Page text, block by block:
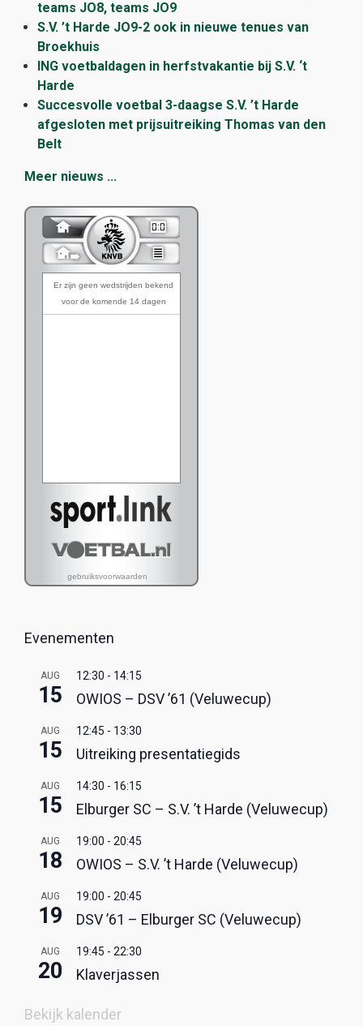
teams JO8, teams JO9
S.V. ’t Harde JO9-2 ook in nieuwe tenues van
Broekhuis
ING voetbaldagen in herfstvakantie bij S.V. ‘t
Harde
Succesvolle voetbal 3-daagse S.V. ’t Harde
afgesloten met prijsuitreiking Thomas van den
Belt
Meer nieuws ...
Evenementen
AUG
15
12:30 - 14:15
OWIOS – DSV ’61 (Veluwecup)
AUG
15
12:45 - 13:30
Uitreiking presentatiegids
AUG
15
14:30 - 16:15
Elburger SC – S.V. ’t Harde (Veluwecup)
AUG
18
19:00 - 20:45
OWIOS – S.V. ’t Harde (Veluwecup)
AUG
19
19:00 - 20:45
DSV ’61 – Elburger SC (Veluwecup)
AUG
20
19:45 - 22:30
Klaverjassen
Bekijk kalender